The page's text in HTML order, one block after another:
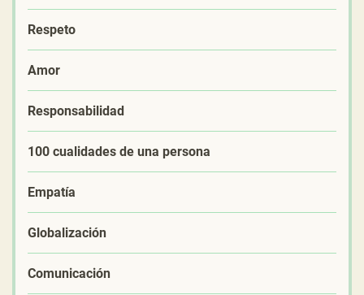
Respeto
Amor
Responsabilidad
100 cualidades de una persona
Empatía
Globalización
Comunicación